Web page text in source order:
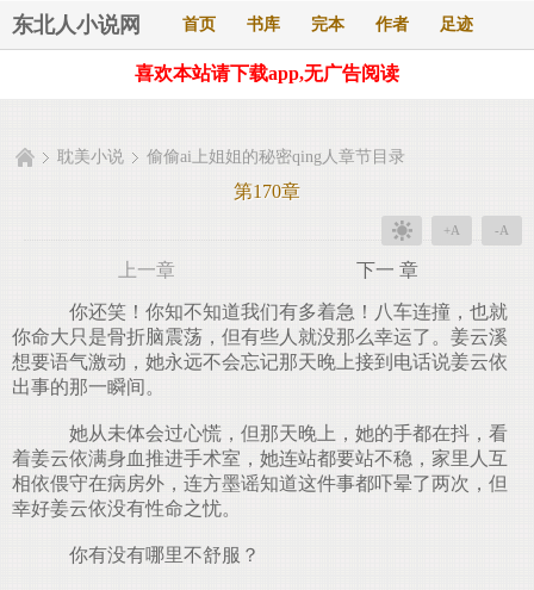
东北人小说网 首页 书库 完本 作者 足迹
喜欢本站请下载app,无广告阅读
耽美小说 偷偷ai上姐姐的秘密qing人章节目录
第170章
+A -A
上一章 下一 章
你还笑！你知不知道我们有多着急！八车连撞，也就
你命大只是骨折脑震荡，但有些人就没那么幸运了。姜云溪
想要语气激动，她永远不会忘记那天晚上接到电话说姜云依
出事的那一瞬间。
她从未体会过心慌，但那天晚上，她的手都在抖，看
着姜云依满身血推进手术室，她连站都要站不稳，家里人互
相依偎守在病房外，连方墨谣知道这件事都吓晕了两次，但
幸好姜云依没有性命之忧。
你有没有哪里不舒服？